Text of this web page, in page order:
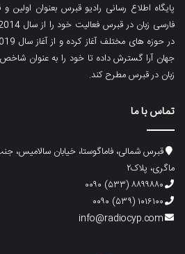
پایگاه اطلاع رسانی رادیو قبرس بعنوان
جهان آرا گسترش داده تا خود را به عنوان
زبان در قبرس مطرح کند.
تماس با ما
ماگری، پلاک۲
۸۸۹۹۸۸۰ (۵۳۳) ۰۰۹۰
۱۰۱۶۱۰۰ (۵۳۹) ۰۰۹۰
info@radiocyp.com